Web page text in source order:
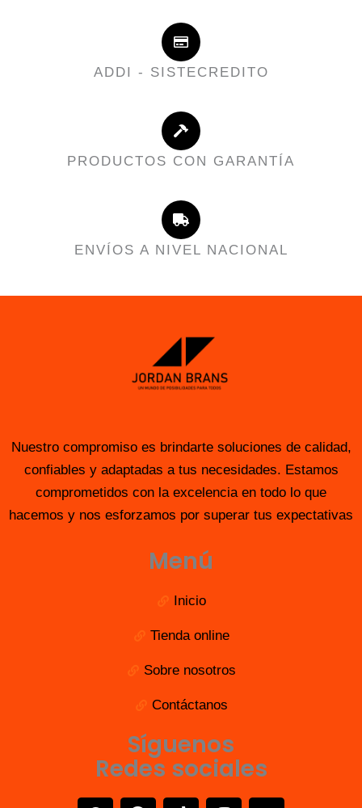
ADDI - SISTECREDITO
PRODUCTOS CON GARANTÍA
ENVÍOS A NIVEL NACIONAL
Nuestro compromiso es brindarte soluciones de calidad,
confiables y adaptadas a tus necesidades. Estamos
comprometidos con la excelencia en todo lo que
hacemos y nos esforzamos por superar tus expectativas
Menú
Inicio
Tienda online
Sobre nosotros
Contáctanos
Síguenos
Redes sociales